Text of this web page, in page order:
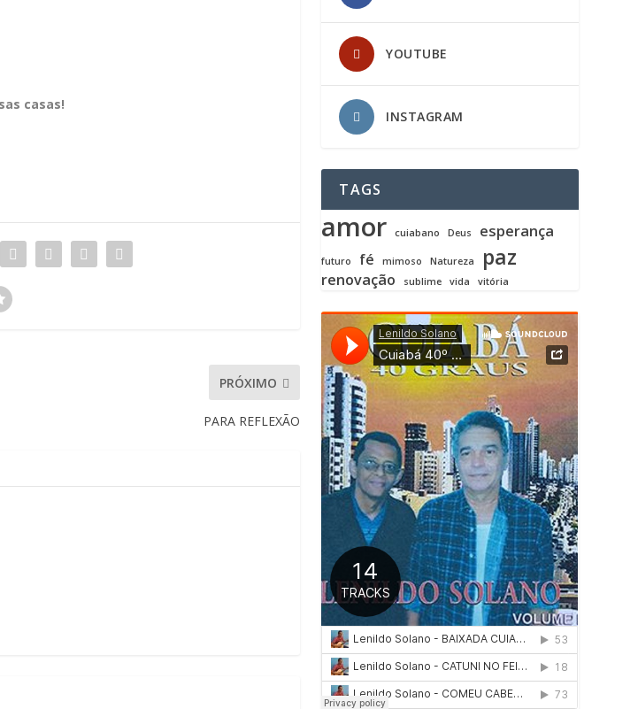
casas!
PRÓXIMO
PARA REFLEXÃO
YOUTUBE
INSTAGRAM
TAGS
amor cuiabano Deus esperança
futuro fé mimoso Natureza paz
renovação sublime vida vitória